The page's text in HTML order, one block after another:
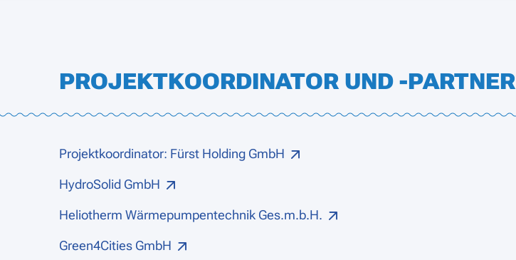
PROJEKTKOORDINATOR UND -PARTNER
Projektkoordinator: Fürst Holding GmbH
HydroSolid GmbH
Heliotherm Wärmepumpentechnik Ges.m.b.H.
Green4Cities GmbH